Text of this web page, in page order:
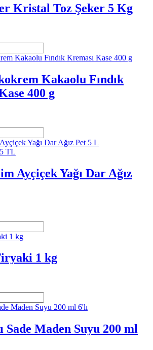
Kristal Toz Şeker 5 Kg
Kakaolu Fındık
400 g
TL
Ayçiçek Yağı Dar Ağız
1 kg
Sade Maden Suyu 200 ml